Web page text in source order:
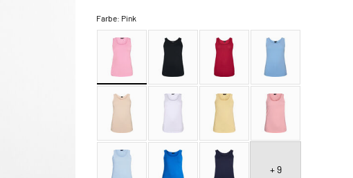
Farbe: Pink
+ 9